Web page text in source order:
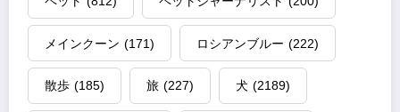
メインクーン (171) ロシアンブルー (222)
散歩 (185) 旅 (227) 犬 (2189)